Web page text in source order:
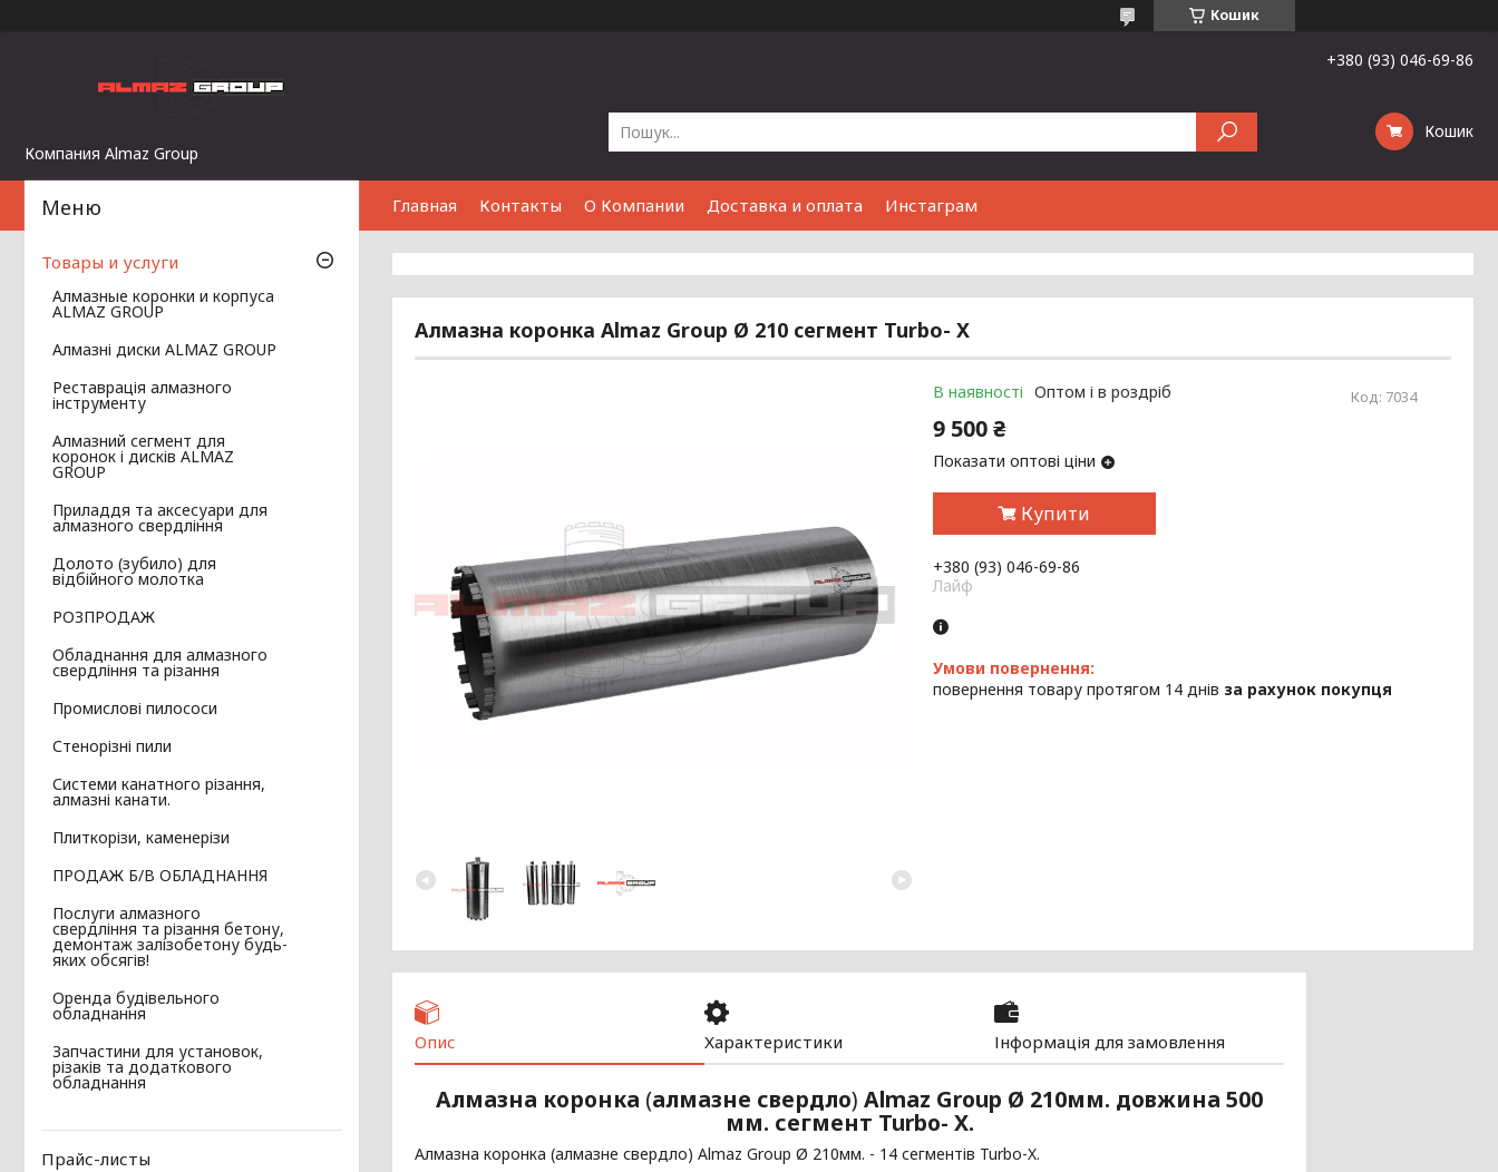
Кошик
Компания Almaz Group
+380 (93) 046-69-86
Кошик
Главная Контакты О Компании Доставка и оплата Инстаграм
Алмазна коронка Almaz Group Ø 210 сегмент Turbo- X
В наявності Оптом і в роздріб Код: 7034
9 500 ₴
Показати оптові ціни
Купити
+380 (93) 046-69-86
Лайф
повернення товару протягом 14 днів за рахунок покупця
Опис Характеристики Інформація для замовлення
Алмазна коронка (алмазне свердло) Almaz Group Ø 210мм. довжина 500
мм. сегмент Turbo- X.
Алмазна коронка (алмазне свердло) Almaz Group Ø 210мм. - 14 сегментів Turbo-X.
Товары и услуги
Алмазные коронки и корпуса
ALMAZ GROUP
Алмазні диски ALMAZ GROUP
Реставрація алмазного
інструменту
Алмазний сегмент для
коронок і дисків ALMAZ
GROUP
Приладдя та аксесуари для
алмазного свердління
Долото (зубило) для
відбійного молотка
РОЗПРОДАЖ
Обладнання для алмазного
свердління та різання
Промислові пилососи
Стенорізні пили
Системи канатного різання,
алмазні канати.
Плиткорізи, каменерізи
ПРОДАЖ Б/В ОБЛАДНАННЯ
Послуги алмазного
свердління та різання бетону,
демонтаж залізобетону будь-
яких обсягів!
Оренда будівельного
обладнання
Запчастини для установок,
різаків та додаткового
обладнання
Прайс-листы